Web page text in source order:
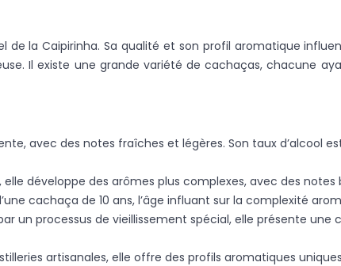
de la Caipirinha. Sa qualité et son profil aromatique
Il existe une grande variété de cachaças, chacune
avec des notes fraîches et légères. Son taux d’alcool
développe des arômes plus complexes, avec des
cachaça de 10 ans, l’âge influant sur la complexité
un processus de vieillissement spécial, elle présente
artisanales, elle offre des profils aromatiques